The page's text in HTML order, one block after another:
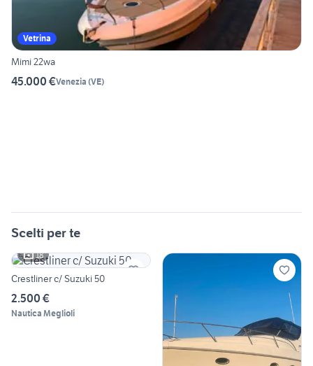
Vetrina
Mimi 22wa
45.000 €Venezia (VE)
Scelti per te
18
Crestliner c/ Suzuki 50
2.500 €
Nautica Meglioli